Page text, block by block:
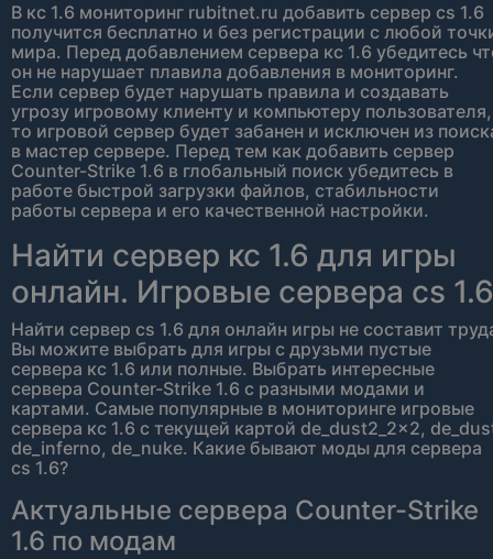
В кс 1.6 мониторинг rubitnet.ru добавить сервер cs 1.6
получится бесплатно и без регистрации с любой
мира. Перед добавлением сервера кс 1.6 убедитесь
он не нарушает плавила добавления в мониторинг.
Если сервер будет нарушать правила и создавать
угрозу игровому клиенту и компьютеру пользователя,
то игровой сервер будет забанен и исключен из
в мастер сервере. Перед тем как добавить сервер
Counter-Strike 1.6 в глобальный поиск убедитесь в
работе быстрой загрузки файлов, стабильности
работы сервера и его качественной настройки.
Найти сервер кс 1.6 для игры
онлайн. Игровые сервера cs 1.6
Найти сервер cs 1.6 для онлайн игры не составит
Вы можите выбрать для игры с друзьми пустые
сервера кс 1.6 или полные. Выбрать интересные
сервера Counter-Strike 1.6 с разными модами и
картами. Самые популярные в мониторинге игровые
сервера кс 1.6 с текущей картой de_dust2_2x2,
de_inferno, de_nuke. Какие бывают моды для сервера
cs 1.6?
Актуальные сервера Counter-Strike
1.6 по модам